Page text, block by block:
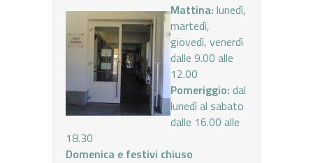
Mattina: lunedì,
martedì,
giovedì, venerdì
dalle 9.00 alle
12.00
Pomeriggio: dal
lunedì al sabato
dalle 16.00 alle
18.30
Domenica e festivi chiuso